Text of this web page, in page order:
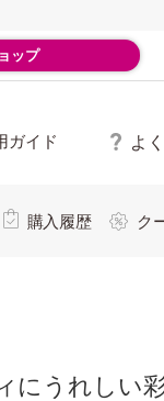
ップ
ガイド よ
購入履歴 ク
にうれしい